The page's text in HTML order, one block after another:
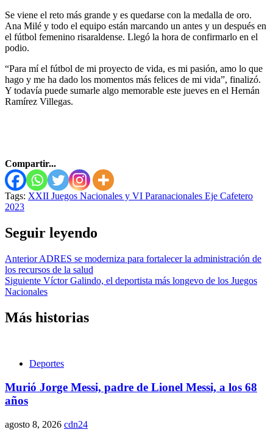
Se viene el reto más grande y es quedarse con la medalla de oro.
Ana Milé y todo el equipo están marcando un antes y un después en
el fútbol femenino risaraldense. Llegó la hora de confirmarlo en el
podio.
“Para mí el fútbol de mi proyecto de vida, es mi pasión, amo lo que
hago y me ha dado los momentos más felices de mi vida”, finalizó.
Y todavía puede sumarle algo memorable este jueves en el Hernán
Ramírez Villegas.
Compartir...
Tags: XXII Juegos Nacionales y VI Paranacionales Eje Cafetero
2023
Seguir leyendo
AnteriorADRES se moderniza para fortalecer la administración de
los recursos de la salud
Siguiente Víctor Galindo, el deportista más longevo de los Juegos
Nacionales
Más historias
Deportes
Murió Jorge Messi, padre de Lionel Messi, a los 68
años
agosto 8, 2026 cdn24